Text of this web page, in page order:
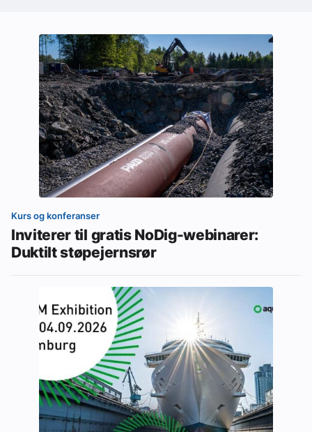
Kurs og konferanser
Inviterer til gratis NoDig-webinarer:
Duktilt støpejernsrør